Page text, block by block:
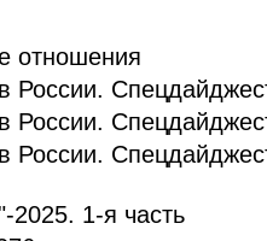
отношения
России.
России.
России.
2025. 1-я часть